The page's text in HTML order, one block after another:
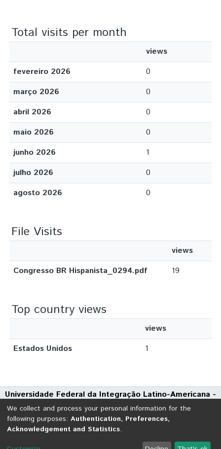
Total visits per month
views
fevereiro 2026
0
março 2026
0
abril 2026
0
maio 2026
0
junho 2026
1
julho 2026
0
agosto 2026
0
File Visits
views
Congresso BR Hispanista_0294.pdf
19
Top country views
views
Estados Unidos
1
Universidade Federal da Integração Latino-Americana -
UNILA
Avenida Tarquínio Joslin dos Santos, 1000 - Polo Universitário
CEP: 85870-650 | Foz do Iguaçu - Paraná
DSpace software
copyright © 2002-2026 LYRASIS
We collect and process your personal information for the
following purposes: Authentication, Preferences,
Acknowledgement and Statistics.